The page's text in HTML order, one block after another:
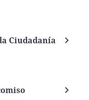
Ciudadanía